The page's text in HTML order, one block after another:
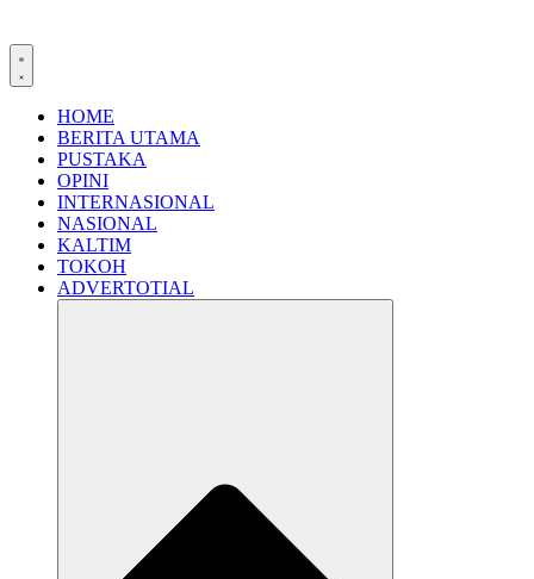
HOME
BERITA UTAMA
PUSTAKA
OPINI
INTERNASIONAL
NASIONAL
KALTIM
TOKOH
ADVERTOTIAL